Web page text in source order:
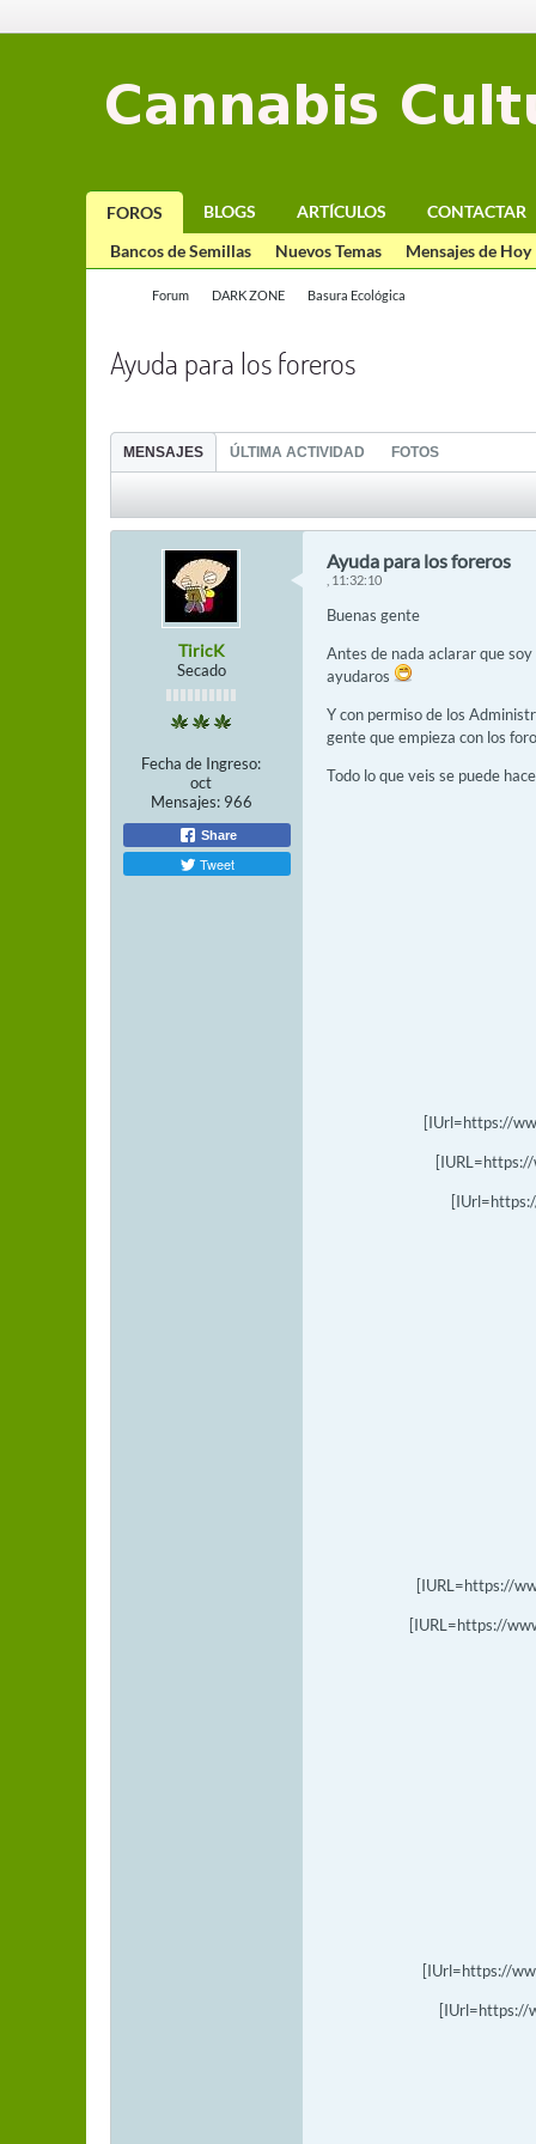
FOROS BLOGS ARTÍCULOS
CONTACTAR
Bancos de Semillas
Nuevos Temas Mensajes de Hoy
Forum DARK ZONE Basura Ecológica
Ayuda para los foreros
MENSAJES ÚLTIMA ACTIVIDAD FOTOS
TiricK
Secado
Fecha de Ingreso:
oct
Mensajes: 966
Share
Tweet
Ayuda para los foreros
, 11:32:10
Buenas gente
Antes de nada aclarar que
ayudaros
Y con permiso de los
gente que empieza con los
Todo lo que veis se puede
[IUrl=https://
[IURL=https://
[IURL=https://
[IUrl=https://
[IUrl=https://